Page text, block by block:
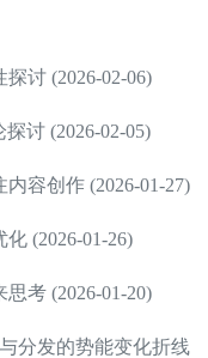
讨 (2026-02-06)
讨 (2026-02-05)
容创作 (2026-01-27)
(2026-01-26)
考 (2026-01-20)
分发的势能变化折线